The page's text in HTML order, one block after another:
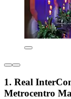
1. Real
Metrocentro